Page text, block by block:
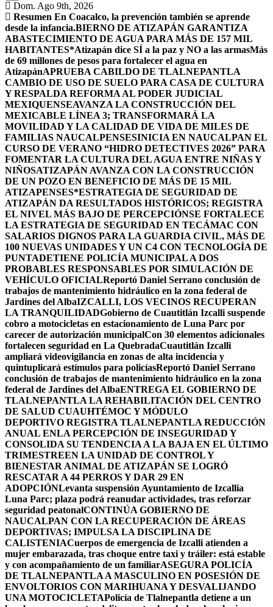
Dom. Ago 9th, 2026
Resumen En Coacalco, la prevención también se aprende
desde la infancia.BIERNO DE ATIZAPÁN GARANTIZA
ABASTECIMIENTO DE AGUA PARA MÁS DE 157 MIL
HABITANTES*Atizapán dice SÍ a la paz y NO a las armasMás
de 69 millones de pesos para fortalecer el agua en
AtizapánAPRUEBA CABILDO DE TLALNEPANTLA
CAMBIO DE USO DE SUELO PARA CASA DE CULTURA
Y RESPALDA REFORMA AL PODER JUDICIAL
MEXIQUENSEAVANZA LA CONSTRUCCIÓN DEL
MEXICABLE LÍNEA 3; TRANSFORMARÁ LA
MOVILIDAD Y LA CALIDAD DE VIDA DE MILES DE
FAMILIAS NAUCALPENSESINICIA EN NAUCALPAN EL
CURSO DE VERANO “HIDRO DETECTIVES 2026” PARA
FOMENTAR LA CULTURA DEL AGUA ENTRE NIÑAS Y
NIÑOSATIZAPÁN AVANZA CON LA CONSTRUCCIÓN
DE UN POZO EN BENEFICIO DE MÁS DE 15 MIL
ATIZAPENSES*ESTRATEGIA DE SEGURIDAD DE
ATIZAPÁN DA RESULTADOS HISTÓRICOS; REGISTRA
EL NIVEL MÁS BAJO DE PERCEPCIÓNSE FORTALECE
LA ESTRATEGIA DE SEGURIDAD EN TECÁMAC CON
SALARIOS DIGNOS PARA LA GUARDIA CIVIL, MÁS DE
100 NUEVAS UNIDADES Y UN C4 CON TECNOLOGÍA DE
PUNTADETIENE POLICÍA MUNICIPAL A DOS
PROBABLES RESPONSABLES POR SIMULACIÓN DE
VEHÍCULO OFICIALReportó Daniel Serrano conclusión de
trabajos de mantenimiento hidráulico en la zona federal de
Jardines del AlbaIZCALLI, LOS VECINOS RECUPERAN
LA TRANQUILIDADGobierno de Cuautitlán Izcalli suspende
cobro a motocicletas en estacionamiento de Luna Parc por
carecer de autorización municipalCon 30 elementos adicionales
fortalecen seguridad en La QuebradaCuautitlán Izcalli
ampliará videovigilancia en zonas de alta incidencia y
quintuplicará estímulos para policíasReportó Daniel Serrano
conclusión de trabajos de mantenimiento hidráulico en la zona
federal de Jardines del AlbaENTREGA EL GOBIERNO DE
TLALNEPANTLA LA REHABILITACIÓN DEL CENTRO
DE SALUD CUAUHTÉMOC Y MÓDULO
DEPORTIVO REGISTRA TLALNEPANTLA REDUCCIÓN
ANUAL ENLA PERCEPCIÓN DE INSEGURIDAD Y
CONSOLIDA SU TENDENCIA A LA BAJA EN EL ÚLTIMO
TRIMESTREEN LA UNIDAD DE CONTROL Y
BIENESTAR ANIMAL DE ATIZAPÁN SE LOGRÓ
RESCATAR A 44 PERROS Y DAR 29 EN
ADOPCIÓNLevanta suspensión Ayuntamiento de Izcallia
Luna Parc; plaza podrá reanudar actividades, tras reforzar
seguridad peatonalCONTINÚA GOBIERNO DE
NAUCALPAN CON LA RECUPERACIÓN DE ÁREAS
DEPORTIVAS; IMPULSA LA DISCIPLINA DE
CALISTENIACuerpos de emergencia de Izcalli atienden a
mujer embarazada, tras choque entre taxi y tráiler: está estable
y con acompañamiento de un familiarASEGURA POLICÍA
DE TLALNEPANTLA A MASCULINO EN POSESIÓN DE
ENVOLTORIOS CON MARIHUANA Y DESVALIJANDO
UNA MOTOCICLETAPolicía de Tlalnepantla detiene a un